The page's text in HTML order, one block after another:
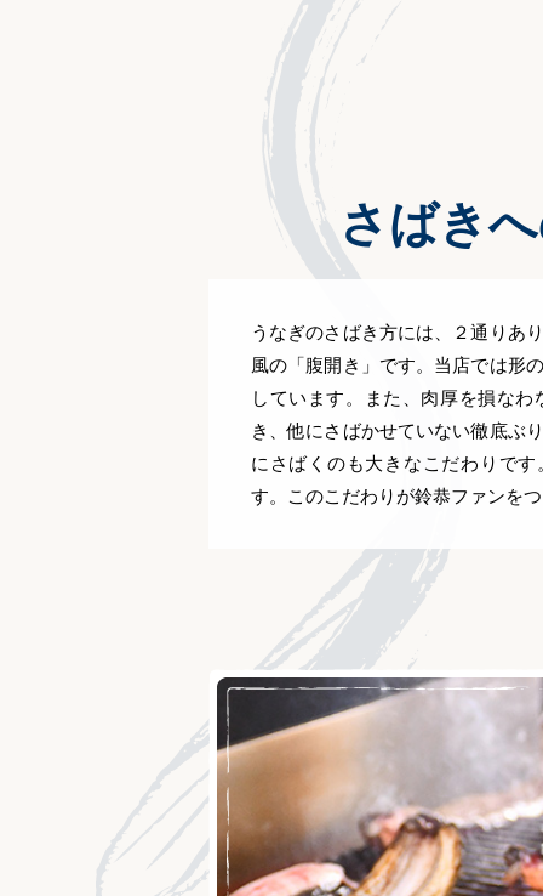
さばき
うなぎのさばき方には、２通りあ
風の「腹開き」です。当店では形
しています。また、肉厚を損な
き、他にさばかせていない徹底ぶ
にさばくのも大きなこだわりで
す。このこだわりが鈴恭ファンを